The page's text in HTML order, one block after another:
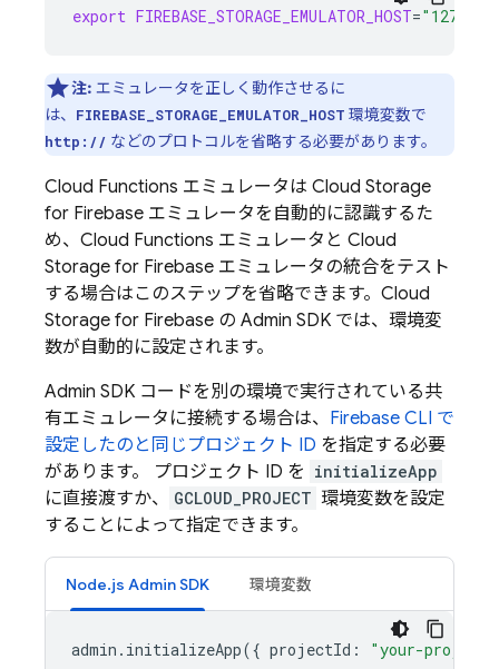
export FIREBASE_STORAGE_EMULATOR_HOST=
注: エミュレータを正しく動作させるに
は、
FIREBASE_STORAGE_EMULATOR_HOST 環境変数で
http:// などのプロトコルを省略する必要があります。
Cloud Functions エミュレータは Cloud Storage
for Firebase エミュレータを自動的に認識するた
め、 Cloud Functions エミュレータと Cloud
Storage for Firebase エミュレータの統合をテスト
する場合はこのステップを省略できます。 Cloud
Storage for Firebase の Admin SDK では、環境変
数が自動的に設定されます。
Admin SDK コードを別の環境で実行されている共
有エミュレータに接続する場合は、 Firebase CLI で
設定したのと同じプロジェクト ID を指定する必要
があります。 プロジェクト ID を initializeApp
に直接渡すか、 GCLOUD_PROJECT 環境変数を設定
することによって指定できます。
Node.js Admin SDK 環境変数
admin . initializeApp({ projectId : "your-